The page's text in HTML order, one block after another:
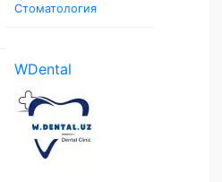
Стоматология
WDental